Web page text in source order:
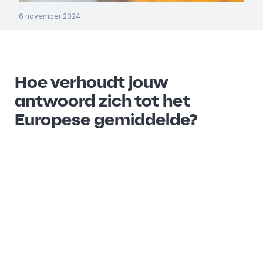
6 november 2024
Hoe verhoudt jouw
antwoord zich tot het
Europese gemiddelde?